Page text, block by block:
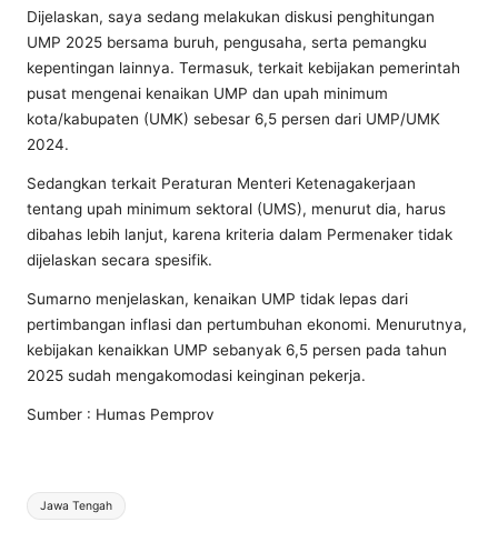
Dijelaskan, saya sedang melakukan diskusi penghitungan
UMP 2025 bersama buruh, pengusaha, serta pemangku
kepentingan lainnya. Termasuk, terkait kebijakan pemerintah
pusat mengenai kenaikan UMP dan upah minimum
kota/kabupaten (UMK) sebesar 6,5 persen dari UMP/UMK
2024.
Sedangkan terkait Peraturan Menteri Ketenagakerjaan
tentang upah minimum sektoral (UMS), menurut dia, harus
dibahas lebih lanjut, karena kriteria dalam Permenaker tidak
dijelaskan secara spesifik.
Sumarno menjelaskan, kenaikan UMP tidak lepas dari
pertimbangan inflasi dan pertumbuhan ekonomi. Menurutnya,
kebijakan kenaikkan UMP sebanyak 6,5 persen pada tahun
2025 sudah mengakomodasi keinginan pekerja.
Sumber : Humas Pemprov
Tags:
Jawa Tengah